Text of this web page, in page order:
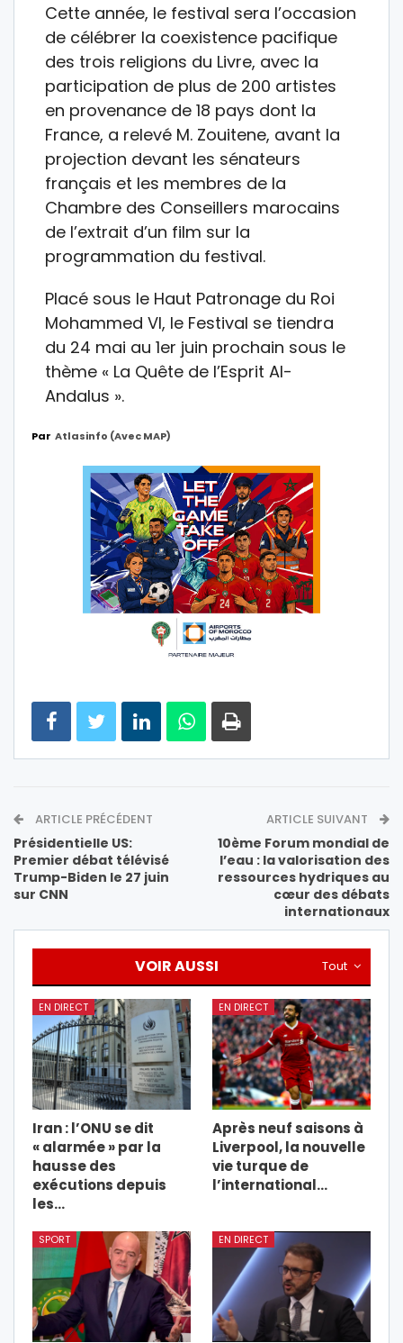
Cette année, le festival sera l’occasion
de célébrer la coexistence pacifique
des trois religions du Livre, avec la
participation de plus de 200 artistes
en provenance de 18 pays dont la
France, a relevé M. Zouitene, avant la
projection devant les sénateurs
français et les membres de la
Chambre des Conseillers marocains
de l’extrait d’un film sur la
programmation du festival.
Placé sous le Haut Patronage du Roi
Mohammed VI, le Festival se tiendra
du 24 mai au 1er juin prochain sous le
thème « La Quête de l’Esprit Al-
Andalus ».
Par Atlasinfo (avec MAP)
ARTICLE PRÉCÉDENT
Présidentielle US:
Premier débat télévisé
Trump-Biden le 27 juin
sur CNN
ARTICLE SUIVANT
10ème Forum mondial de
l’eau : la valorisation des
ressources hydriques au
cœur des débats
internationaux
Tout
VOIR AUSSI
EN DIRECT
Iran : l’ONU se dit
« alarmée » par la
hausse des
exécutions depuis
les…
EN DIRECT
Après neuf saisons à
Liverpool, la nouvelle
vie turque de
l’international…
SPORT EN DIRECT